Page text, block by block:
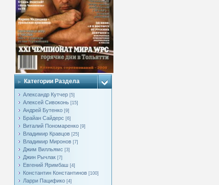
Категории Раздела
Александр Кутчер [5]
Алексей Сивоконь [15]
Андрей Бутенко [9]
Брайан Сайдерс [6]
Виталий Пономаренко [9]
Владимир Кравцов [25]
Владимир Миронов [7]
Джим Вилльямс [3]
Джин Рычлак [7]
Евгений Яримбаш [4]
Константин Константинов [100]
Ларри Пацифико [4]